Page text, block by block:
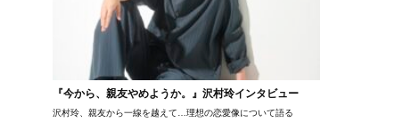
『今から、親友やめようか。』沢村玲インタビュー
沢村玲、親友から一線を越えて…理想の恋愛像について語る